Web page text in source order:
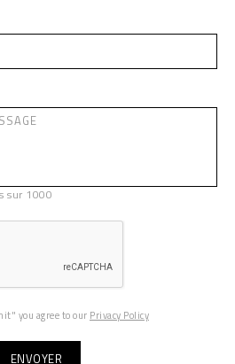
sur 1000
you agree to our Privacy Policy